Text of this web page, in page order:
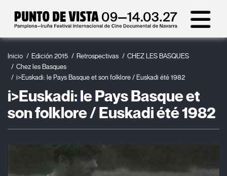
Inicio Edición 2015 Retrospectivas
CHEZ LES BASQUES
Chez les Basques
i>Euskadi: le Pays Basque et son folklore / Euskadi été 1982
i>Euskadi: le Pays Basque et
son folklore / Euskadi été 1982